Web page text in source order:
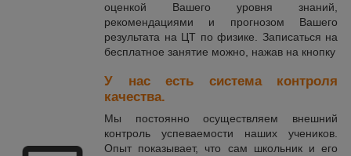
оценкой Вашего уровня знаний,
рекомендациями и прогнозом Вашего
результата на ЦТ по физике. Записаться на
бесплатное занятие можно, нажав на кнопку
У нас есть система контроля
качества.
Мы постоянно осуществляем внешний
контроль успеваемости наших учеников.
Опыт показывает, что сам школьник и его